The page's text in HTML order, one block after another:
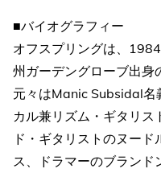
■バイオグラフィー
オフスプリングは、
州ガーデングローブ出身
元々はManic Subsidal名
カル兼リズム・ギタリ
ド・ギタリストのヌー
ス、ドラマーのブランド